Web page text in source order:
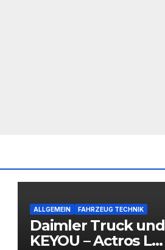
ALLGEMEIN FAHRZEUG TECHNIK
Daimler Truck und
KEYOU – Actros L